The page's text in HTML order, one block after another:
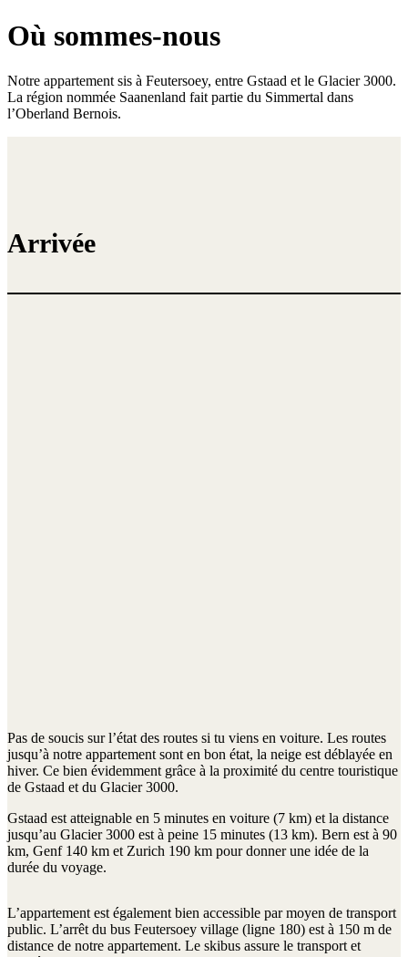
Où sommes-nous
Notre appartement sis à Feutersoey, entre Gstaad et le Glacier 3000.
La région nommée Saanenland fait partie du Simmertal dans
l’Oberland Bernois.
Arrivée
Pas de soucis sur l’état des routes si tu viens en voiture. Les routes
jusqu’à notre appartement sont en bon état, la neige est déblayée en
hiver. Ce bien évidemment grâce à la proximité du centre touristique
de Gstaad et du Glacier 3000.
Gstaad est atteignable en 5 minutes en voiture (7 km) et la distance
jusqu’au Glacier 3000 est à peine 15 minutes (13 km). Bern est à 90
km, Genf 140 km et Zurich 190 km pour donner une idée de la
durée du voyage.
L’appartement est également bien accessible par moyen de transport
public. L’arrêt du bus Feutersoey village (ligne 180) est à 150 m de
distance de notre appartement. Le skibus assure le transport et